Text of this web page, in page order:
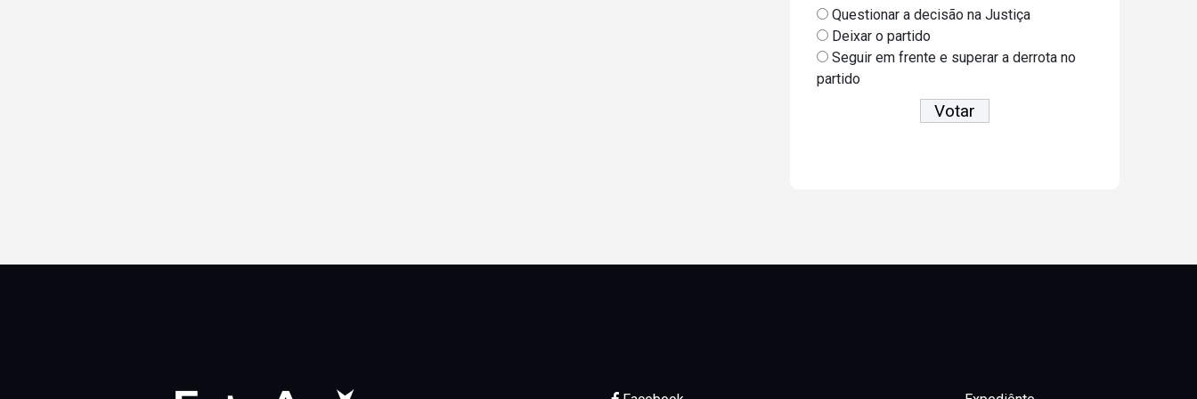
Questionar a decisão na Justiça
Deixar o partido
Seguir em frente e superar a derrota no
partido